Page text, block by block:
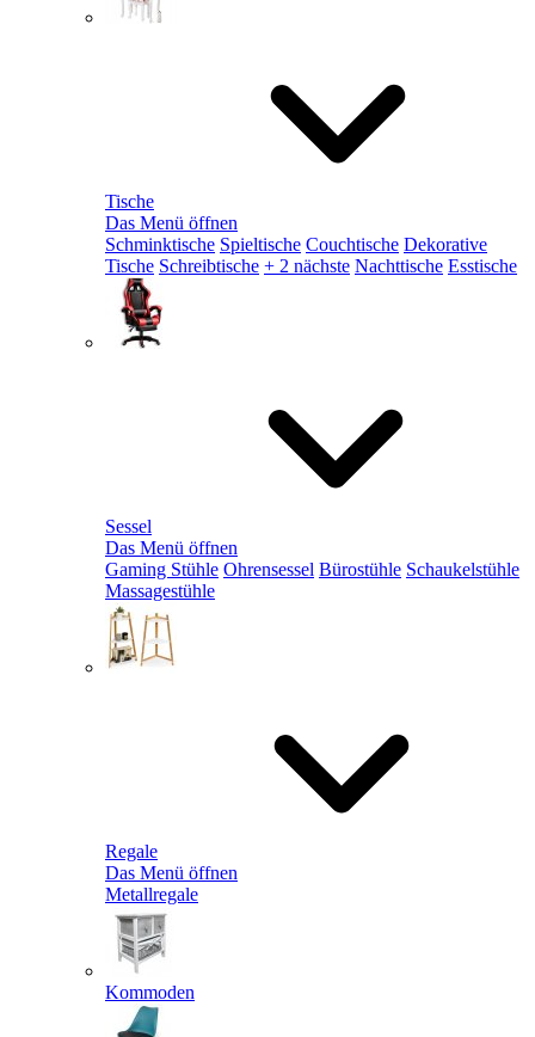
Tische
Das Menü öffnen
Schminktische Spieltische Couchtische Dekorative
Tische Schreibtische + 2 nächste Nachttische Esstische
Sessel
Das Menü öffnen
Gaming Stühle Ohrensessel Bürostühle Schaukelstühle
Massagestühle
Regale
Das Menü öffnen
Metallregale
Kommoden